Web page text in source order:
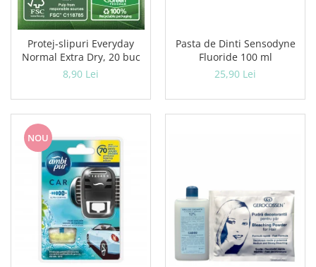
Protej-slipuri Everyday
Normal Extra Dry, 20 buc
8,90 Lei
Pasta de Dinti Sensodyne
Fluoride 100 ml
25,90 Lei
NOU